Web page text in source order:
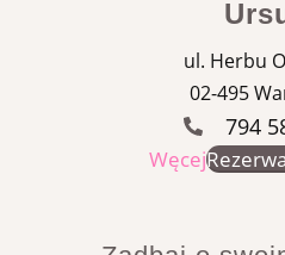
ul. Herbu
02-495
794
Węcej